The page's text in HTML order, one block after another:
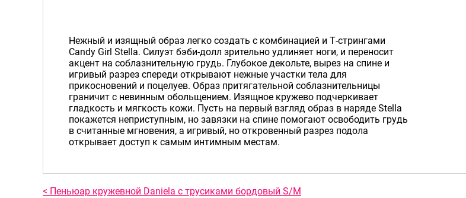
Нежный и изящный образ легко создать с комбинацией и Т-стрингами
Candy Girl Stella. Силуэт бэби-долл зрительно удлиняет ноги, и переносит
акцент на соблазнительную грудь. Глубокое декольте, вырез на спине и
игривый разрез спереди открывают нежные участки тела для
прикосновений и поцелуев. Образ притягательной соблазнительницы
граничит с невинным обольщением. Изящное кружево подчеркивает
гладкость и мягкость кожи. Пусть на первый взгляд образ в наряде Stella
покажется неприступным, но завязки на спине помогают освободить грудь
в считанные мгновения, а игривый, но откровенный разрез подола
открывает доступ к самым интимным местам.
< Пеньюар кружевной Daniela с трусиками бордовый S/M